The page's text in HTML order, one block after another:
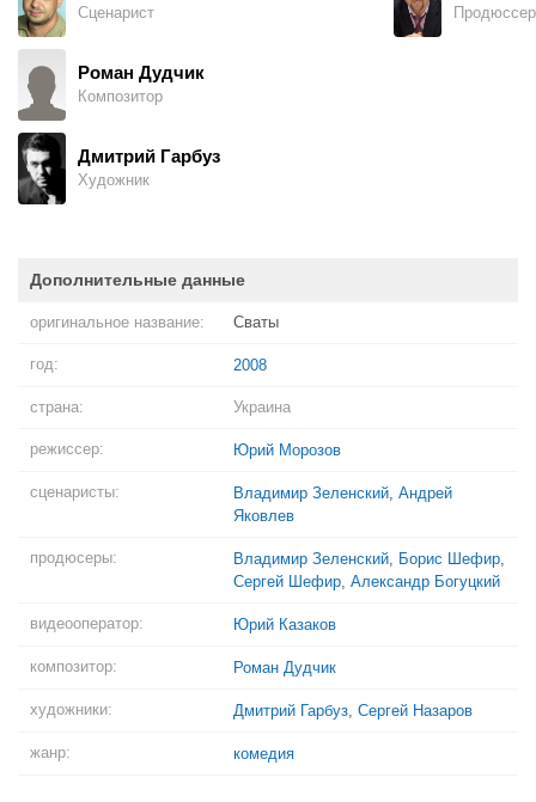
Сценарист
Роман Дудчик
Композитор
Дмитрий Гарбуз
Художник
Продюссер
Дополнительные данные
оригинальное название: Сваты
год: 2008
страна: Украина
режиссер: Юрий Морозов
сценаристы: Владимир Зеленский, Андрей
Яковлев
продюсеры: Владимир Зеленский, Борис Шефир,
Сергей Шефир, Александр Богуцкий
видеооператор: Юрий Казаков
композитор: Роман Дудчик
художники: Дмитрий Гарбуз, Сергей Назаров
жанр: комедия